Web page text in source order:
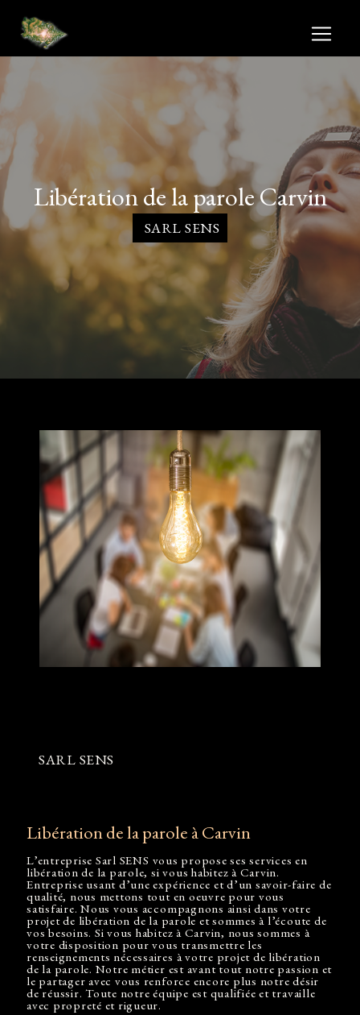
libération de la parole Carvin
SARL SENS
SARL SENS
libération de la parole à Carvin
L’entreprise Sarl SENS vous propose ses services en
libération de la parole, si vous habitez à Carvin.
Entreprise usant d’une expérience et d’un savoir-faire de
qualité, nous mettons tout en oeuvre pour vous
satisfaire. Nous vous accompagnons ainsi dans votre
projet de libération de la parole et sommes à l’écoute de
vos besoins. Si vous habitez à Carvin, nous sommes à
votre disposition pour vous transmettre les
renseignements nécessaires à votre projet de libération
de la parole. Notre métier est avant tout notre passion et
le partager avec vous renforce encore plus notre désir
de réussir. Toute notre équipe est qualifiée et travaille
avec propreté et rigueur.